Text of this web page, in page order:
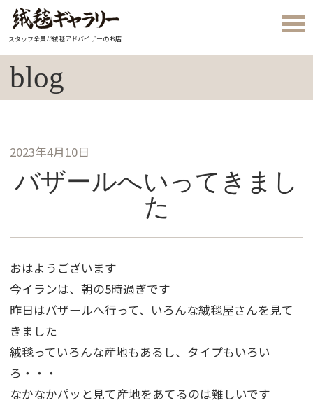
スタッフ全員が絨毯アドバイザーのお店
blog
2023年4月10日
バザールへいってきまし
た
おはようございます
今イランは、朝の5時過ぎです
昨日はバザールへ行って、いろんな絨毯屋さんを見て
きました
絨毯っていろんな産地もあるし、タイプもいろい
ろ・・・
なかなかパッと見て産地をあてるのは難しいです